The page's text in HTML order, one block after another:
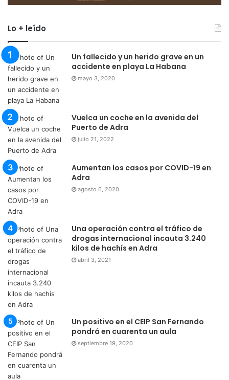
Lo + leído
Un fallecido y un herido grave en un
accidente en playa La Habana
mayo 3, 2020
Vuelca un coche en la avenida del
Puerto de Adra
julio 21, 2022
Aumentan los casos por COVID-19 en
Adra
agosto 6, 2020
Una operación contra el tráfico de
drogas internacional incauta 3.240
kilos de hachís en Adra
abril 3, 2021
Un positivo en el CEIP San Fernando
pondrá en cuarenta un aula
septiembre 19, 2020